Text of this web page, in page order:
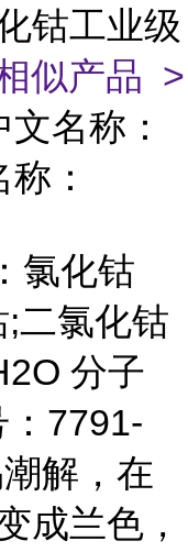
钴工业级
似产品 >
名称：
：
氯化钴
二氯化钴
分子
7791-
解，在
成兰色，